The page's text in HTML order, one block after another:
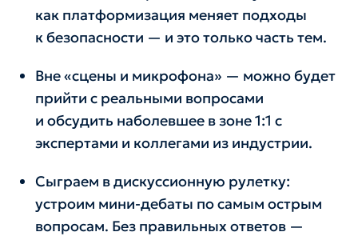
как платформизация меняет подходы
к безопасности — и это только часть тем.
Вне «сцены и микрофона» — можно будет
прийти с реальными вопросами
и обсудить наболевшее в зоне 1:1 с
экспертами и коллегами из индустрии.
Сыграем в дискуссионную рулетку:
устроим мини-дебаты по самым острым
вопросам. Без правильных ответов —